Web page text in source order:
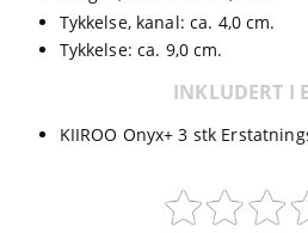
Tykkelse, kanal: ca. 4,0 cm.
Tykkelse: ca. 9,0 cm.
INKLUDERT I
KIIROO Onyx+ 3 stk